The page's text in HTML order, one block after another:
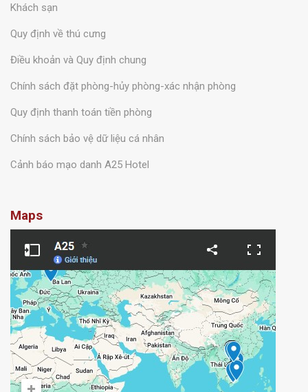
Khách sạn
Quy định về thú cưng
Điều khoản và Quy định chung
Chính sách đặt phòng-hủy phòng-xác nhận phòng
Quy định thanh toán tiền phòng
Chính sách bảo vệ dữ liệu cá nhân
Cảnh báo mạo danh A25 Hotel
Maps